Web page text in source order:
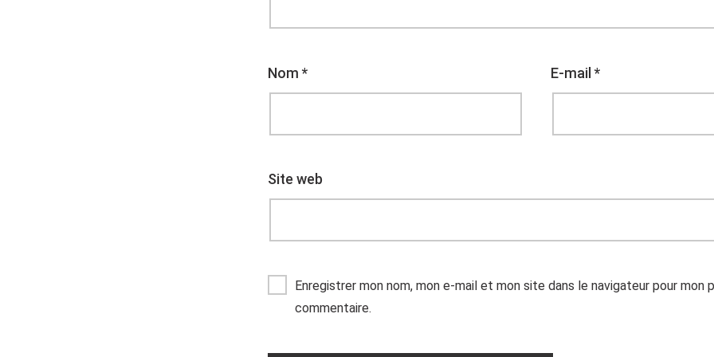
Nom * E-mail*
Site web
Enregistrer mon nom, mon e-mail et mon site dans le navigateur pour mon
commentaire.